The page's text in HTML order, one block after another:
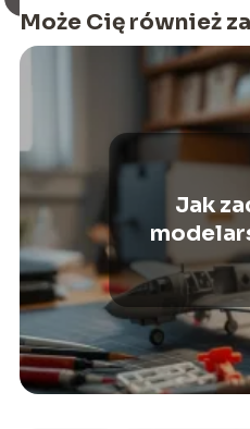
Może Cię również
Jak